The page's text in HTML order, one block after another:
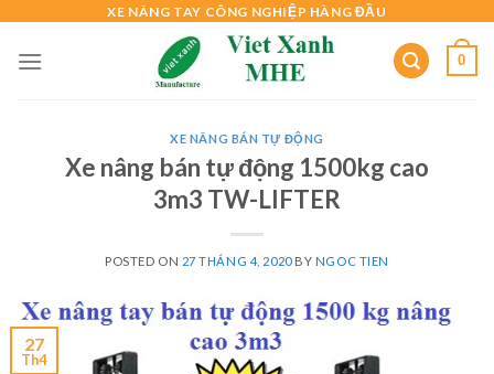
content
XE NÂNG TAY CÔNG NGHIỆP HÀNG ĐẦU
0
XE NÂNG BÁN TỰ ĐỘNG
Xe nâng bán tự động 1500kg cao
3m3 TW-LIFTER
POSTED ON 27 THÁNG 4, 2020BY NGOC TIEN
27
Th4